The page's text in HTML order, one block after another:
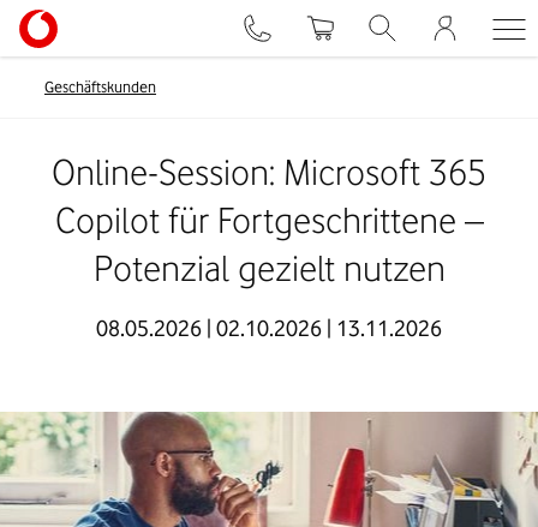
Geschäftskunden
Online-Session: Microsoft 365
Copilot für Fortgeschrittene –
Potenzial gezielt nutzen
08.05.2026 | 02.10.2026 | 13.11.2026